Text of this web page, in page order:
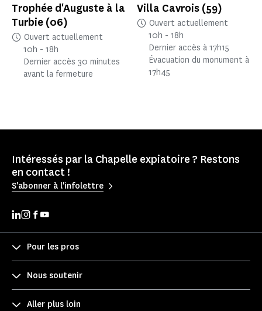
Trophée d'Auguste à la
Turbie (06)
Ouvert actuellement
10h - 18h
Dernier accès 30 minutes
avant la fermeture
Villa Cavrois (59)
Ouvert actuellement
10h - 18h
Dernier accès à 17h15
Évacuation du monument à
17h45
Intéressés par la Chapelle expiatoire ? Restons
en contact !
S'abonner à l'infolettre
Pour les pros
Nous soutenir
Aller plus loin